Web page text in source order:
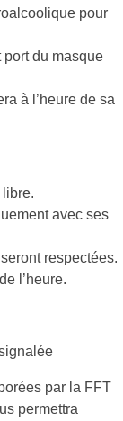
pour
port du masque
à l’heure de sa
libre.
avec ses
respectées.
l’heure.
par la FFT
permettra